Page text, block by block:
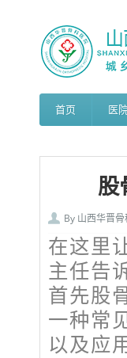
首页 医
股
By 山西华晋
在这里
主任告
首先股
一种常
以及应